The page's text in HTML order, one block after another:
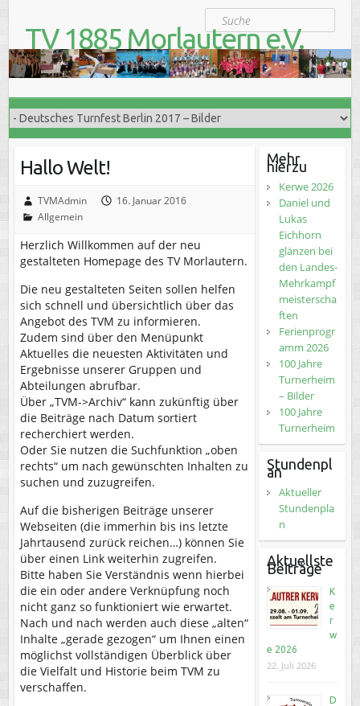
Suche
TV 1885 Morlautern e.V.
Der Turnverein für Jung und Alt
Hallo Welt!
TVMAdmin
16. Januar 2016
Allgemein
Herzlich Willkommen auf der neu
gestalteten Homepage des TV Morlautern.
Die neu gestalteten Seiten sollen helfen
sich schnell und übersichtlich über das
Angebot des TVM zu informieren.
Zudem sind über den Menüpunkt
Aktuelles die neuesten Aktivitäten und
Ergebnisse unserer Gruppen und
Abteilungen abrufbar.
Über „TVM->Archiv“ kann zukünftig über
die Beiträge nach Datum sortiert
recherchiert werden.
Oder Sie nutzen die Suchfunktion „oben
rechts“ um nach gewünschten Inhalten zu
suchen und zuzugreifen.
Auf die bisherigen Beiträge unserer
Webseiten (die immerhin bis ins letzte
Jahrtausend zurück reichen…) können Sie
über einen Link weiterhin zugreifen.
Bitte haben Sie Verständnis wenn hierbei
die ein oder andere Verknüpfung noch
nicht ganz so funktioniert wie erwartet.
Nach und nach werden auch diese „alten“
Inhalte „gerade gezogen“ um Ihnen einen
möglichst vollständigen Überblick über
die Vielfalt und Historie beim TVM zu
verschaffen.
Mehr
hierzu
Kerwe 2026
Daniel und
Lukas
Eichhorn
glänzen bei
den Landes-
Mehrkampf
meisterscha
ften
Ferienprogr
amm 2026
100 Jahre
Turnerheim
– Bilder
100 Jahre
Turnerheim
Stundenpl
an
Aktueller
Stundenpla
n
Aktuellste
Beiträge
K
e
r
w
e 2026
22. Juli 2026
D